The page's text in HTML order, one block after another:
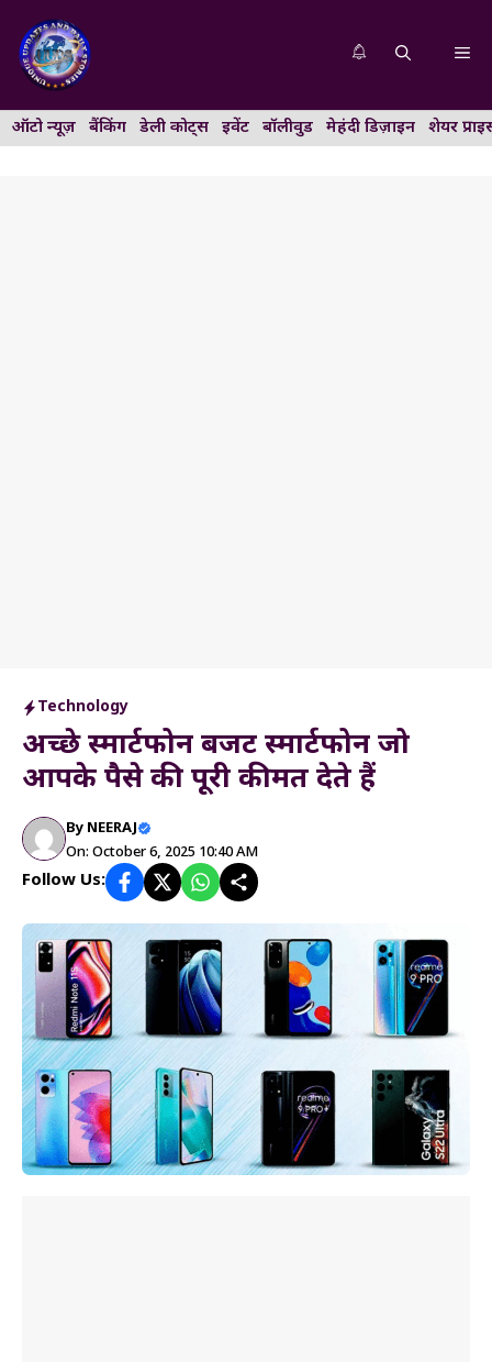
content
ऑटो न्यूज़ बैंकिंग डेली कोट्स इवेंट बॉलीवुड मेहंदी डिज़ाइन शेयर
Technology
अच्छे स्मार्टफोन बजट स्मार्टफोन जो
आपके पैसे की पूरी कीमत देते हैं
By NEERAJ
On: October 6, 2025 10:40 AM
Follow Us: